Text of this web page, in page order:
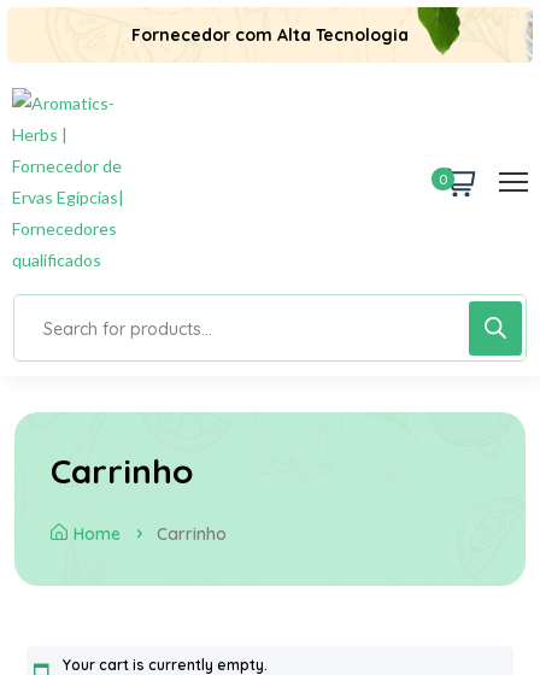
Fornecedor com Alta Tecnologia
0
Carrinho
Home Carrinho
Your cart is currently empty.